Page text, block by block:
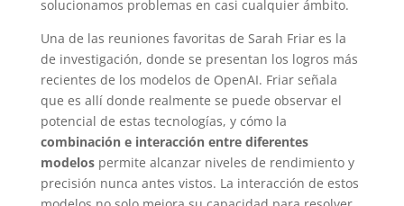
solucionamos problemas en casi cualquier ámbito.
Una de las reuniones favoritas de Sarah Friar es la
de investigación, donde se presentan los logros más
recientes de los modelos de OpenAI. Friar señala
que es allí donde realmente se puede observar el
potencial de estas tecnologías, y cómo la
combinación e interacción entre diferentes
modelospermite alcanzar niveles de rendimiento y
precisión nunca antes vistos. La interacción de estos